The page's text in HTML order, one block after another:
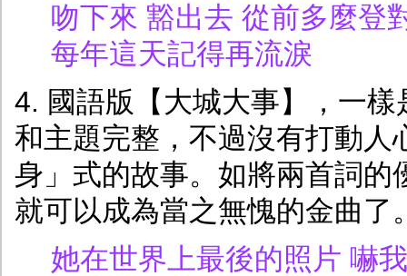
吻下來 豁出去 從前多麼登
每年這天記得再流淚
4. 國語版【大城大事】，一
和主題完整，不過沒有打動
身」式的故事。如將兩首詞
就可以成為當之無愧的金曲了
她在世界上最後的照片 嚇